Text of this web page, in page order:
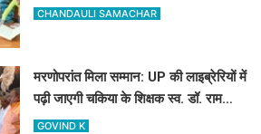
CHANDAULI SAMACHAR
मरणोपरांत मिला सम्मान: UP की लाइब्रेरियों में
पढ़ी जाएगी चकिया के शिक्षक स्व. डॉ. राम
किशोर शर्मा 'बेहद' की पुस्तकें
GOVIND K